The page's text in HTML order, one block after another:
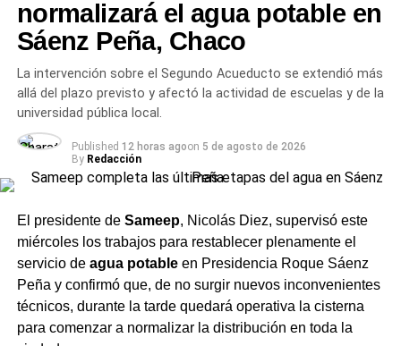
Acto del 25 de mayo en el Jardín 175 de Charata
El lunes: desfile por Rivadavia
frente al Municipio
normalizará el agua potable en
Sáenz Peña, Chaco
La intervención sobre el Segundo Acueducto se extendió más
allá del plazo previsto y afectó la actividad de escuelas y de la
universidad pública local.
Published 12 horas agoon 5 de agosto de 2026
By Redacción
El presidente de Sameep, Nicolás Diez, supervisó este
miércoles los trabajos para restablecer plenamente el
servicio de agua potableen Presidencia Roque Sáenz
Peña y confirmó que, de no surgir nuevos inconvenientes
técnicos, durante la tarde quedará operativa la cisterna
para comenzar a normalizar la distribución en toda la